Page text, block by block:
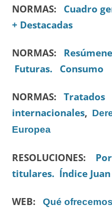
NORMAS: Cuadro
+ Destacadas
NORMAS:
Futuras.
Consumo
NORMAS: Tratados
internacionales,
Europea
RESOLUCIONES:
titulares. Índice
WEB: Qué ofrecemos